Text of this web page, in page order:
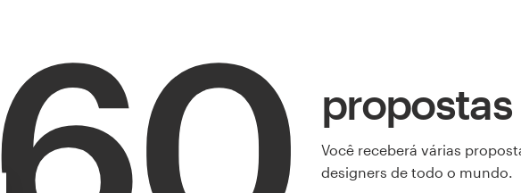
Você receberá várias
designers de todo o mundo.